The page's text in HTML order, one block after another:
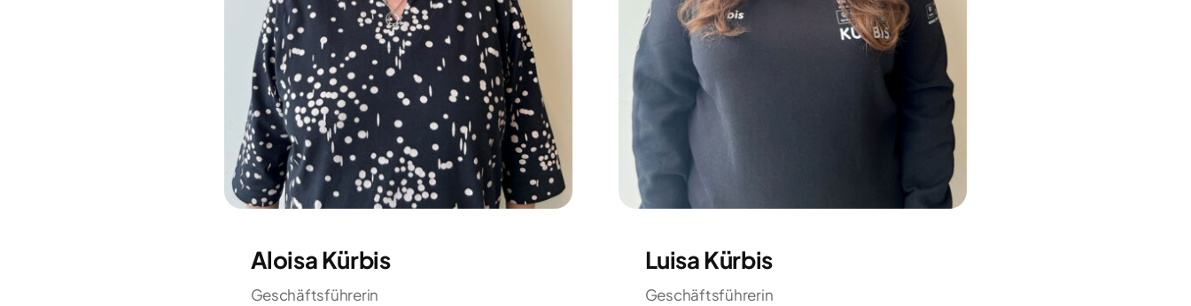
Aloisa Kürbis
Geschäftsführerin
Luisa Kürbis
Geschäftsführerin